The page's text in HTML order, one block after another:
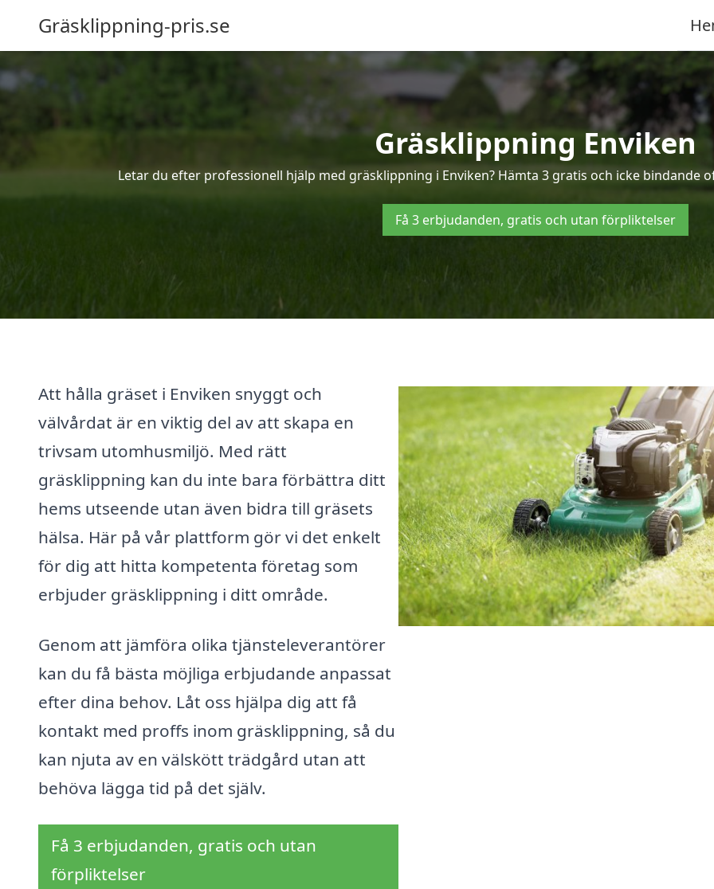
Gräsklippning-pris.se
Gräsklippning Enviken
Letar du efter professionell hjälp med gräsklippning i Enviken? Hämta 3 gratis och icke bindande
Få 3 erbjudanden, gratis och utan förpliktelser
Att hålla gräset i Enviken snyggt och
välvårdat är en viktig del av att skapa en
trivsam utomhusmiljö. Med rätt
gräsklippning kan du inte bara förbättra ditt
hems utseende utan även bidra till gräsets
hälsa. Här på vår plattform gör vi det enkelt
för dig att hitta kompetenta företag som
erbjuder gräsklippning i ditt område.
Genom att jämföra olika tjänsteleverantörer
kan du få bästa möjliga erbjudande anpassat
efter dina behov. Låt oss hjälpa dig att få
kontakt med proffs inom gräsklippning, så du
kan njuta av en välskött trädgård utan att
behöva lägga tid på det själv.
Få 3 erbjudanden, gratis och utan
förpliktelser